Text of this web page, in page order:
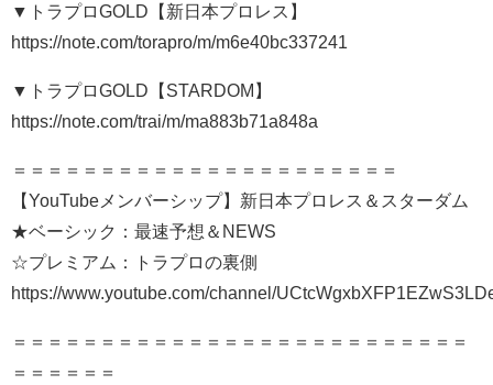
▼トラプロGOLD【新日本プロレス】
https://note.com/torapro/m/m6e40bc337241
▼トラプロGOLD【STARDOM】
https://note.com/trai/m/ma883b71a848a
＝＝＝＝＝＝＝＝＝＝＝＝＝＝＝＝＝＝＝＝＝＝
【YouTubeメンバーシップ】新日本プロレス＆スターダム
★ベーシック：最速予想＆NEWS
☆プレミアム：トラプロの裏側
https://www.youtube.com/channel/
＝＝＝＝＝＝＝＝＝＝＝＝＝＝＝＝＝＝＝＝＝＝＝＝＝＝
＝＝＝＝＝＝